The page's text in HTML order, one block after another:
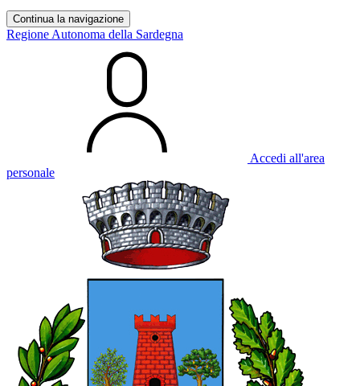
Continua la navigazione
Regione Autonoma della Sardegna
Accedi all'area
personale